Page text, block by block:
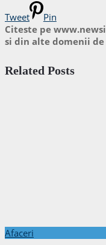
Tweet
Pin
Citeste pe
si din alte domenii
Related Posts
Afaceri